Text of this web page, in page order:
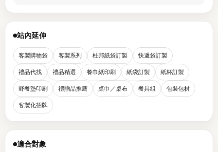
站內延伸
客製購物袋 客製系列 杜邦紙袋訂製 快遞袋訂製
禮品代找 禮品精選 餐巾紙印刷 紙袋訂製 紙杯訂製
野餐墊印刷 禮贈品推薦 桌巾／桌布 餐具組 包裝包材
客製化招牌
適合對象